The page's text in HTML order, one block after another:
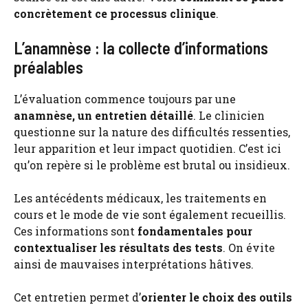
concrètement ce processus clinique.
L’anamnèse : la collecte d’informations
préalables
L’évaluation commence toujours par une
anamnèse, un entretien détaillé. Le clinicien
questionne sur la nature des difficultés ressenties,
leur apparition et leur impact quotidien. C’est ici
qu’on repère si le problème est brutal ou insidieux.
Les antécédents médicaux, les traitements en
cours et le mode de vie sont également recueillis.
Ces informations sont fondamentales pour
contextualiser les résultats des tests. On évite
ainsi de mauvaises interprétations hâtives.
Cet entretien permet d’orienter le choix des outils